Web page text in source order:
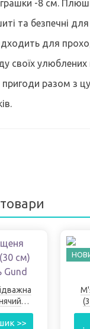
-8 см. Плюш
та безпечні
для
своїх
пригоди разом з
>>